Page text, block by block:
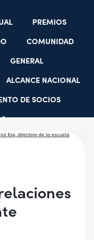
PREMIOS
COMUNIDAD
GENERAL
ALCANCE NACIONAL
DE SOCIOS
EMPLEADORES